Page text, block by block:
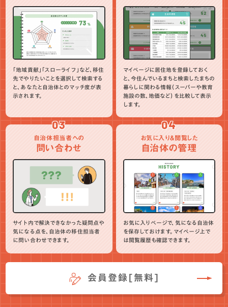
「地域貢献」「スローライフ」など、移住
先でやりたいことを選択して検索する
と、あなたと自治体とのマッチ度が表
示されます。
マイページに居住地を登録しておく
と、今住んでいるまちと検索したまちの
暮らしに関わる情報（スーパーや教育
施設の数、地価など）を比較して表示
します。
03
自治体担当者への
問い合わせ
サイト内で解決できなかった疑問点や
気になる点を、自治体の移住担当者
に問い合わせできます。
04
お気に入り＆閲覧した
自治体の管理
お気に入りページで、気になる自治体
を保存しておけます。マイページ上で
は閲覧履歴も確認できます。
会員登録[無料]